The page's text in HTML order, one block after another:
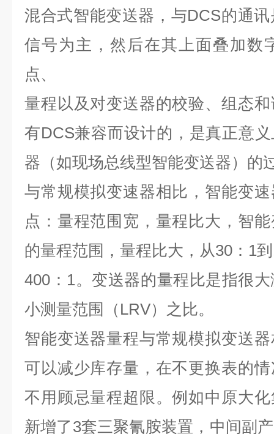
混合式智能变送器，与DCS的通
信号为主，然后在其上面叠加数
点、
量程以及对变送器的校验、组态
有DCS兼容而设计的，是真正意
器（如现场总线型智能变送器）的
与常规模拟变速器相比，智能变
点：量程范围宽，量程比大，智
的量程范围，量程比大，从30：1
400：1。变送器的量程比是指很
小测量范围（LRV）之比。
智能变送器量程与常规模拟变送
可以减少库存量，在不更换表的
不用顾忌量程超限。例如中原大
新增了3套三聚氰胺装置，中间副